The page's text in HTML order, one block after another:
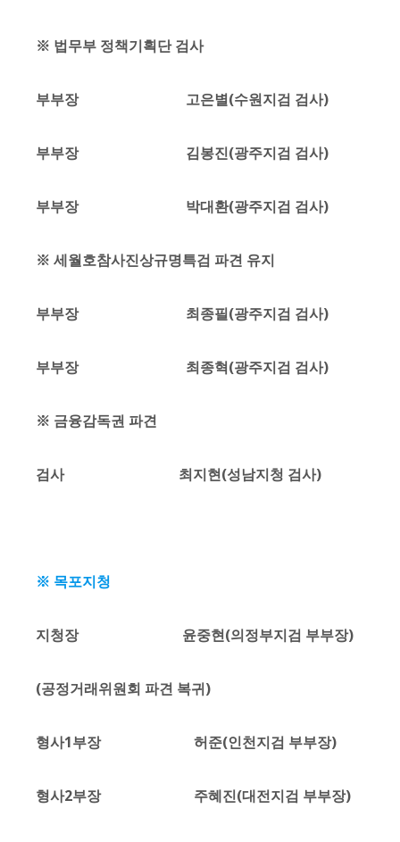
※ 법무부 정책기획단 검사
부부장 고은별(수원지검 검사)
부부장 김봉진(광주지검 검사)
부부장 박대환(광주지검 검사)
※ 세월호참사진상규명특검 파견 유지
부부장 최종필(광주지검 검사)
부부장 최종혁(광주지검 검사)
※ 금융감독권 파견
검사 최지현(성남지청 검사)
※ 목포지청
지청장 윤중현(의정부지검 부부장)
(공정거래위원회 파견 복귀)
형사1부장 허준(인천지검 부부장)
형사2부장 주혜진(대전지검 부부장)